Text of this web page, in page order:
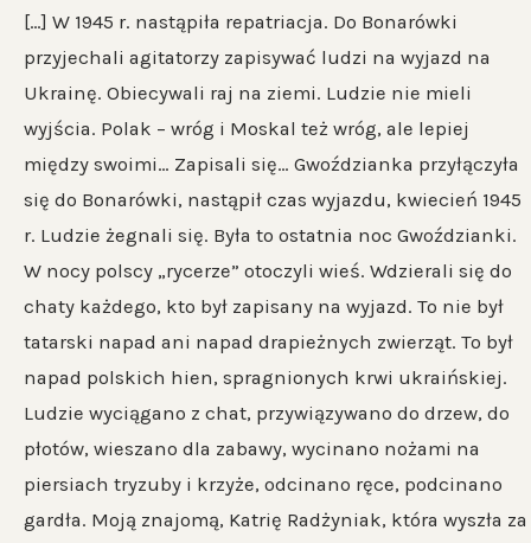
[…] W 1945 r. nastąpiła repatriacja. Do Bonarówki
przyjechali agitatorzy zapisywać ludzi na wyjazd na
Ukrainę. Obiecywali raj na ziemi. Ludzie nie mieli
wyjścia. Polak – wróg i Moskal też wróg, ale lepiej
między swoimi… Zapisali się… Gwoździanka przyłączyła
się do Bonarówki, nastąpił czas wyjazdu, kwiecień 1945
r. Ludzie żegnali się. Była to ostatnia noc Gwoździanki.
W nocy polscy „rycerze” otoczyli wieś. Wdzierali się do
chaty każdego, kto był zapisany na wyjazd. To nie był
tatarski napad ani napad drapieżnych zwierząt. To był
napad polskich hien, spragnionych krwi ukraińskiej.
Ludzie wyciągano z chat, przywiązywano do drzew, do
płotów, wieszano dla zabawy, wycinano nożami na
piersiach tryzuby i krzyże, odcinano ręce, podcinano
gardła. Moją znajomą, Katrię Radżyniak, która wyszła za